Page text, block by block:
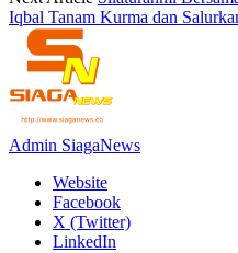
Iqbal Tanam Kurma dan
Admin SiagaNews
Website
Facebook
X (Twitter)
LinkedIn